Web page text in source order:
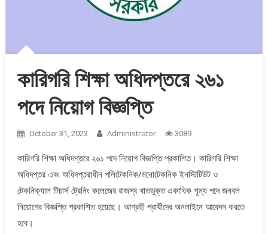
কারিগরি শিক্ষা অধিদপ্তরে ২৬১
পদে নিয়োগ বিজ্ঞপ্তি
October 31, 2023 Administrator 3089
কারিগরি শিক্ষা অধিদপ্তরে ২৬১ পদে নিয়োগ বিজ্ঞপ্তি প্রকাশিত। কারিগরি শিক্ষা
অধিদপ্তর এবং অধিদপ্তরাধীন পলিটেকনিক/মনোটেকনিক ইনস্টিটিউট ও
টেকনিক্যাল টিচার্স ট্রেনিং কলেজের রাজস্ব খাতভুক্ত একাধিক শূন্য পদে জনবল
নিয়োগের বিজ্ঞপ্তি প্রকাশিত হয়েছে। আগ্রহী প্রার্থীদের অনলাইনে আবেদন করতে
হবে।